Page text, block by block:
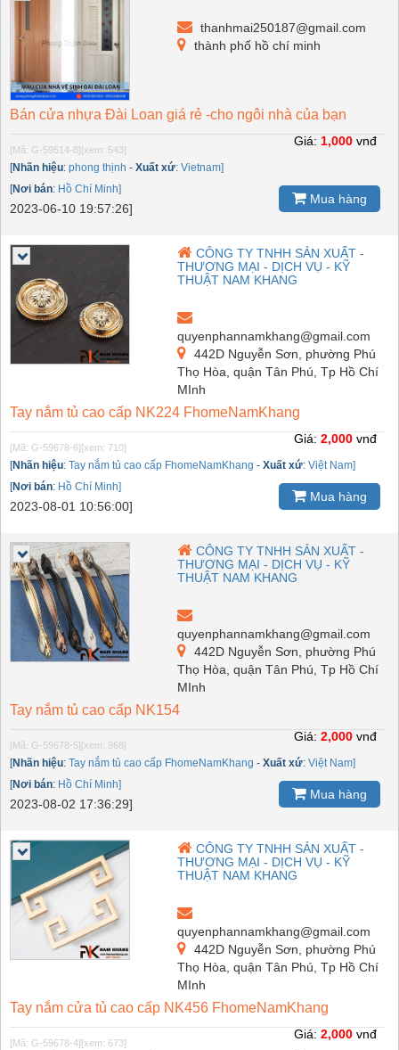
thanhmai250187@gmail.com
thành phố hồ chí minh
Bán cửa nhựa Đài Loan giá rẻ -cho ngôi nhà của bạn
[Mã: G-59514-8] [xem: 543]
[Nhãn hiệu: phong thịnh - Xuất xứ: Vietnam]
[Nơi bán: Hồ Chí Minh]
2023-06-10 19:57:26]
Giá: 1,000 vnđ
Mua hàng
CÔNG TY TNHH SẢN XUẤT -
THƯƠNG MẠI - DỊCH VỤ - KỸ
THUẬT NAM KHANG
quyenphannamkhang@gmail.com
442D Nguyễn Sơn, phường Phú
Thọ Hòa, quận Tân Phú, Tp Hồ Chí
MInh
Tay nắm tủ cao cấp NK224 FhomeNamKhang
[Mã: G-59678-6] [xem: 710]
[Nhãn hiệu: Tay nắm tủ cao cấp FhomeNamKhang - Xuất xứ: Việt Nam]
[Nơi bán: Hồ Chí Minh]
2023-08-01 10:56:00]
Giá: 2,000 vnđ
Mua hàng
CÔNG TY TNHH SẢN XUẤT -
THƯƠNG MẠI - DỊCH VỤ - KỸ
THUẬT NAM KHANG
quyenphannamkhang@gmail.com
442D Nguyễn Sơn, phường Phú
Thọ Hòa, quận Tân Phú, Tp Hồ Chí
MInh
Tay nắm tủ cao cấp NK154
[Mã: G-59678-5] [xem: 968]
[Nhãn hiệu: Tay nắm tủ cao cấp FhomeNamKhang - Xuất xứ: Việt Nam]
[Nơi bán: Hồ Chí Minh]
2023-08-02 17:36:29]
Giá: 2,000 vnđ
Mua hàng
CÔNG TY TNHH SẢN XUẤT -
THƯƠNG MẠI - DỊCH VỤ - KỸ
THUẬT NAM KHANG
quyenphannamkhang@gmail.com
442D Nguyễn Sơn, phường Phú
Thọ Hòa, quận Tân Phú, Tp Hồ Chí
MInh
Tay nắm cửa tủ cao cấp NK456 FhomeNamKhang
[Mã: G-59678-4] [xem: 673]
Giá: 2,000 vnđ